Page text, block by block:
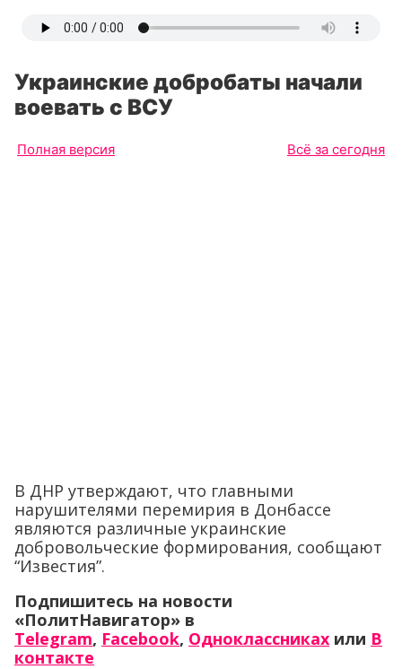
Украинские добробаты начали
воевать с ВСУ
Полная версия Всё за сегодня
В ДНР утверждают, что главными
нарушителями перемирия в Донбассе
являются различные украинские
добровольческие формирования, сообщают
“Известия”.
Подпишитесь на новости
«ПолитНавигатор» в
Telegram, Facebook, Одноклассниках или В
контакте